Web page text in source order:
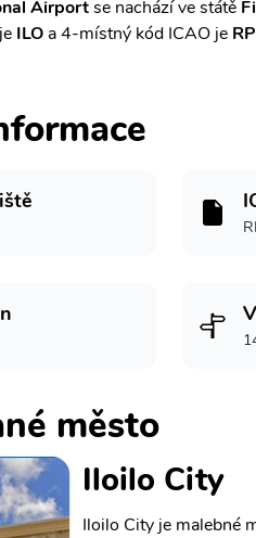
Airportse nachází ve státě
ILO a 4-místný kód ICAO je
město
Iloilo City
Iloilo City je malebné